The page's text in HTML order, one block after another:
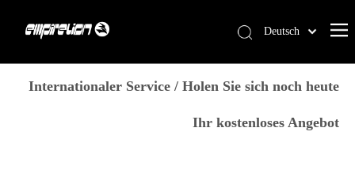
Deutsch
简体中文
Français
Internationaler Service / Holen Sie sich noch heute
Ihr kostenloses Angebot